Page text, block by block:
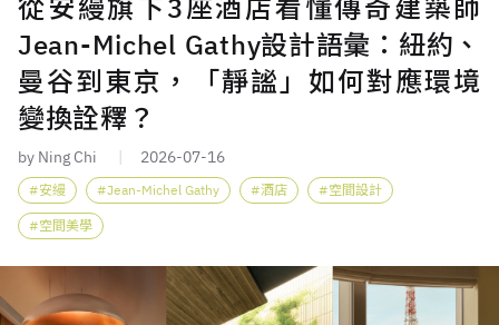
從安縵旗下3座酒店看懂傳奇建築師
Jean-Michel Gathy設計語彙：紐約、
曼谷到東京，「靜謐」如何對應環境
變換詮釋？
by Ning Chi 2026-07-16
安縵 Jean-Michel Gathy 酒店 空間設計
空間美學